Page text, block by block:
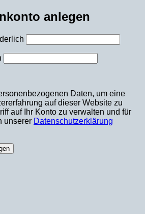
anlegen
Daten, um eine
auf dieser Website zu
auf Ihr Konto zu verwalten und für
unserer Datenschutzerklärung